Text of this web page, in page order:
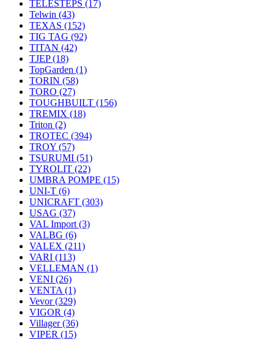
TELESTEPS (17)
Telwin (43)
TEXAS (152)
TIG TAG (92)
TITAN (42)
TJEP(18)
TopGarden (1)
TORIN (58)
TORO (27)
TOUGHBUILT (156)
TREMIX (18)
Triton (2)
TROTEC (394)
TROY (57)
TSURUMI (51)
TYROLIT (22)
UMBRA POMPE (15)
UNI-T (6)
UNICRAFT (303)
USAG (37)
VAL Import (3)
VALBG (6)
VALEX (211)
VARI (113)
VELLEMAN (1)
VENI (26)
VENTA (1)
Vevor(329)
VIGOR (4)
Villager(36)
VIPER (15)